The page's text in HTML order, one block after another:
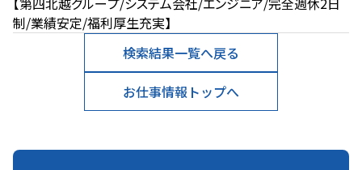
制/業績安定/福利厚生充実】
検索結果一覧へ戻る
お仕事情報トップへ